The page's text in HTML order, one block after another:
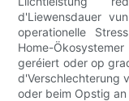
d'Liewensdauer
operationelle
Home-
geréiert oder op
d'Verschlechterung
oder beim Opstig